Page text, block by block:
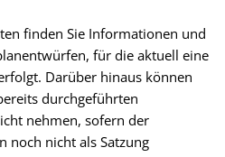
finden Sie Informationen und
für die aktuell eine
Darüber hinaus können
durchgeführten
nehmen, sofern der
noch nicht als Satzung